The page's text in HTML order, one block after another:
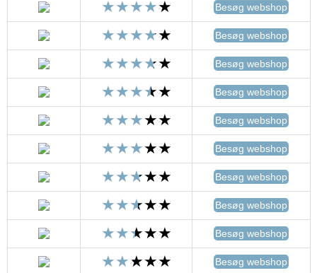
Besøg webshop
Besøg webshop
Besøg webshop
Besøg webshop
Besøg webshop
Besøg webshop
Besøg webshop
Besøg webshop
Besøg webshop
Besøg webshop